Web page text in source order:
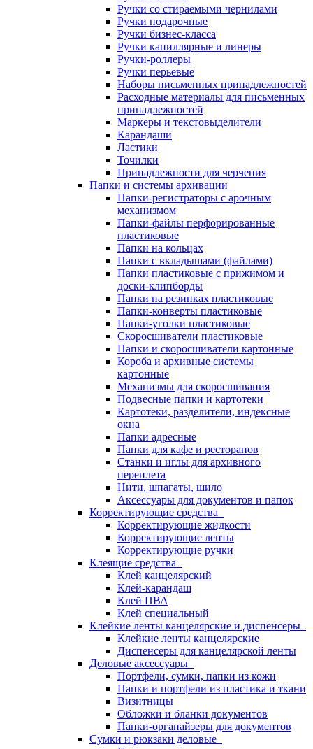
Ручки со стираемыми чернилами
Ручки подарочные
Ручки бизнес-класса
Ручки капиллярные и линеры
Ручки-роллеры
Ручки перьевые
Наборы письменных принадлежностей
Расходные материалы для письменных
принадлежностей
Маркеры и текстовыделители
Карандаши
Ластики
Точилки
Принадлежности для черчения
Папки и системы архивации
Папки-регистраторы с арочным
механизмом
Папки-файлы перфорированные
пластиковые
Папки на кольцах
Папки с вкладышами (файлами)
Папки пластиковые с прижимом и
доски-клипборды
Папки на резинках пластиковые
Папки-конверты пластиковые
Папки-уголки пластиковые
Скоросшиватели пластиковые
Папки и скоросшиватели картонные
Короба и архивные системы
картонные
Механизмы для скоросшивания
Подвесные папки и картотеки
Картотеки, разделители, индексные
окна
Папки адресные
Папки для кафе и ресторанов
Станки и иглы для архивного
переплета
Нити, шпагаты, шило
Аксессуары для документов и папок
Корректирующие средства
Корректирующие жидкости
Корректирующие ленты
Корректирующие ручки
Клеящие средства
Клей канцелярский
Клей-карандаш
Клей ПВА
Клей специальный
Клейкие ленты канцелярские и диспенсеры
Клейкие ленты канцелярские
Диспенсеры для канцелярской ленты
Деловые аксессуары
Портфели, сумки, папки из кожи
Папки и портфели из пластика и ткани
Визитницы
Обложки и бланки документов
Папки-органайзеры для документов
Сумки и рюкзаки деловые